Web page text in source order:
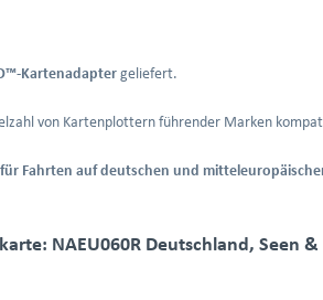
Kartenadaptergeliefert.
von Kartenplottern führender Marken
Fahrten auf deutschen und
NAEU060R Deutschland, Seen